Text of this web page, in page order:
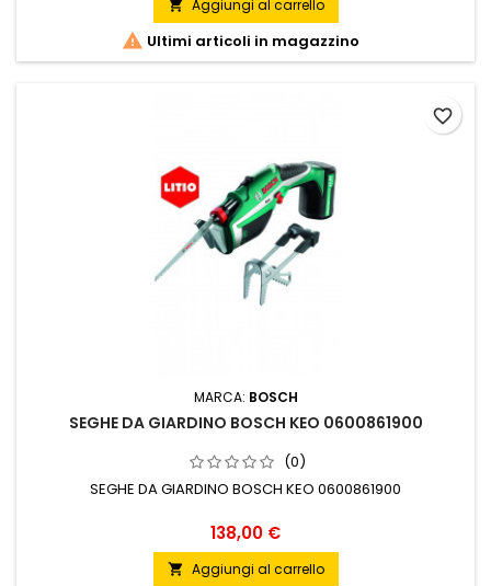
 Aggiungi al carrello
 Ultimi articoli in magazzino
MARCA: BOSCH
SEGHE DA GIARDINO BOSCH KEO 0600861900
(0)
SEGHE DA GIARDINO BOSCH KEO 0600861900
Prezzo
138,00 €
 Aggiungi al carrello
favorite_border